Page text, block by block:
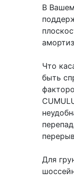
В
Что
быть
Для